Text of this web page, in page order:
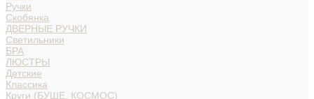
Ручки
Скобянка
ДВЕРНЫЕ РУЧКИ
Светильники
БРА
ЛЮСТРЫ
Детские
Классика
Круги (БУШЕ, КОСМОС)